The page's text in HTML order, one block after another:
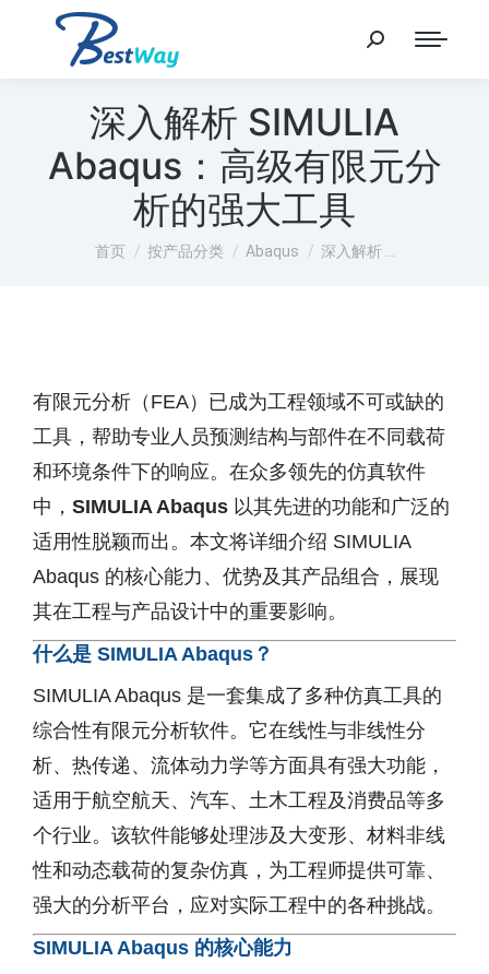
深入解析 SIMULIA
Abaqus：高级有限元分
析的强大工具
您在这里：
首页 按产品分类 Abaqus 深入解析 …
有限元分析（FEA）已成为工程领域不可或缺的
工具，帮助专业人员预测结构与部件在不同载荷
和环境条件下的响应。在众多领先的仿真软件
中， SIMULIA Abaqus 以其先进的功能和广泛的
适用性脱颖而出。本文将详细介绍 SIMULIA
Abaqus 的核心能力、优势及其产品组合，展现
其在工程与产品设计中的重要影响。
什么是 SIMULIA Abaqus？
SIMULIA Abaqus 是一套集成了多种仿真工具的
综合性有限元分析软件。它在线性与非线性分
析、热传递、流体动力学等方面具有强大功能，
适用于航空航天、汽车、土木工程及消费品等多
个行业。该软件能够处理涉及大变形、材料非线
性和动态载荷的复杂仿真，为工程师提供可靠、
强大的分析平台，应对实际工程中的各种挑战。
SIMULIA Abaqus 的核心能力